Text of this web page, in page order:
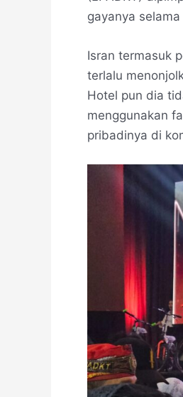
gayanya
Isran termasuk
terlalu
Hotel pun dia
menggunakan
pribadinya di